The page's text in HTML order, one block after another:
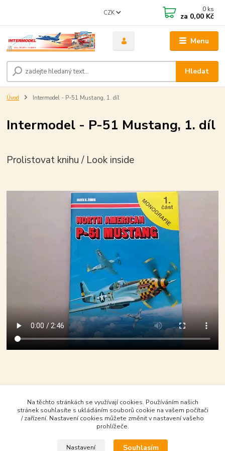
Menu
CZK
Hledat
0 ks
za 0,00 Kč
Úvod Intermodel - P-51 Mustang, 1. díl
Intermodel - P-51 Mustang, 1. díl
Prolistovat knihu / Look inside
Na těchto stránkách se využívají cookies. Používáním našich
stránek souhlasíte s ukládáním souborů cookie na vašem počítači
/ zařízení. Nastavení cookies můžete změnit v nastavení vašeho
prohlížeče.
Nastavení Souhlasím